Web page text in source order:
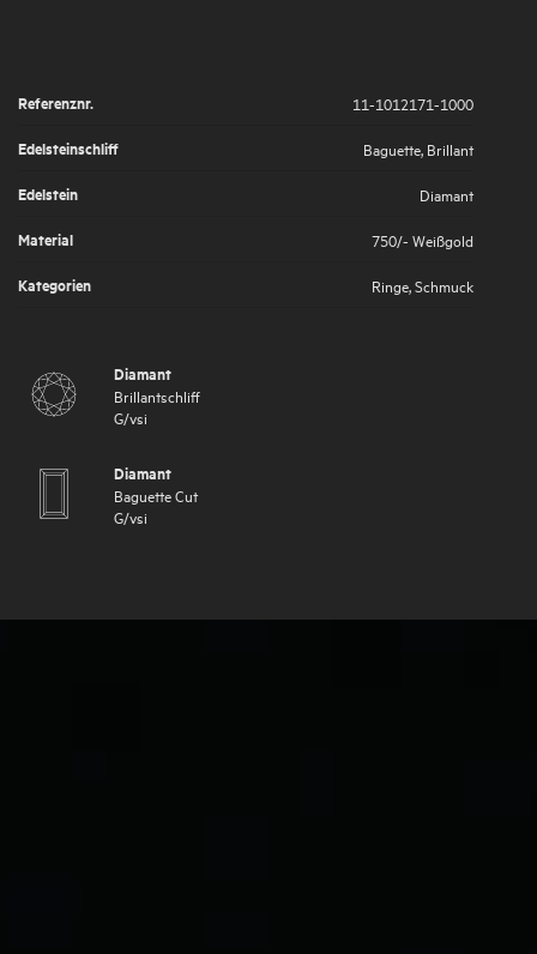
des Lebens, die es wert sind, von uns gefeiert zu werden.
Referenznr.
11-1012171-1000
Edelsteinschliff
Baguette, Brillant
Edelstein
Diamant
Material
750/- Weißgold
Kategorien
Ringe Schmuck
Diamant
Brillantschliff
G/vsi
Diamant
Baguette Cut
G/vsi